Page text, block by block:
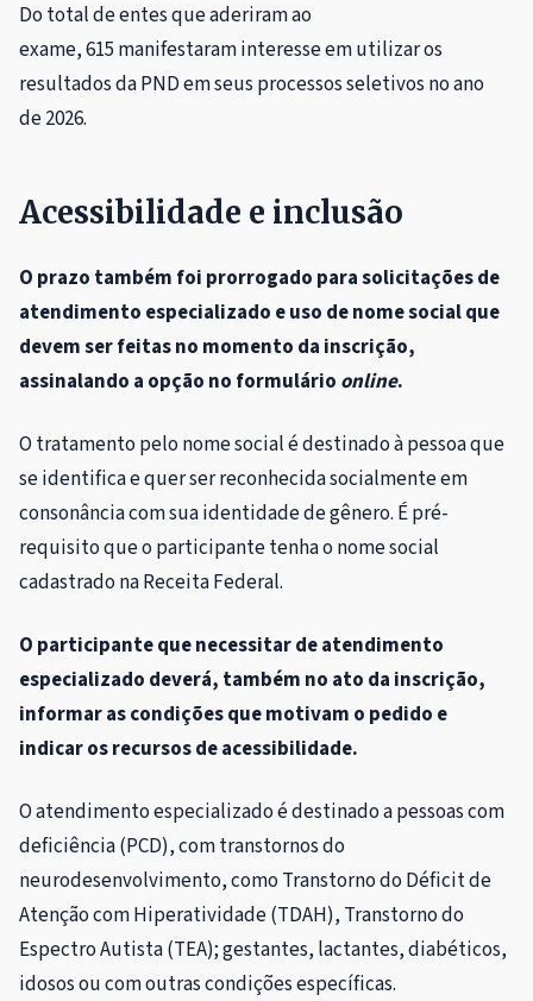
Do total de entes que aderiram ao
exame, 615 manifestaram interesse em utilizar os
resultados da PND em seus processos seletivos no ano
de 2026.
Acessibilidade e inclusão
O prazo também foi prorrogado para solicitações de
atendimento especializado e uso de nome social que
devem ser feitas no momento da inscrição,
assinalando a opção no formulário online.
O tratamento pelo nome social é destinado à pessoa que
se identifica e quer ser reconhecida socialmente em
consonância com sua identidade de gênero. É pré-
requisito que o participante tenha o nome social
cadastrado na Receita Federal.
O participante que necessitar de atendimento
especializado deverá, também no ato da inscrição,
informar as condições que motivam o pedido e
indicar os recursos de acessibilidade.
O atendimento especializado é destinado a pessoas com
deficiência (PCD), com transtornos do
neurodesenvolvimento, como Transtorno do Déficit de
Atenção com Hiperatividade (TDAH), Transtorno do
Espectro Autista (TEA); gestantes, lactantes, diabéticos,
idosos ou com outras condições específicas.